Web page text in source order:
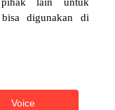
digunakan di
Voice